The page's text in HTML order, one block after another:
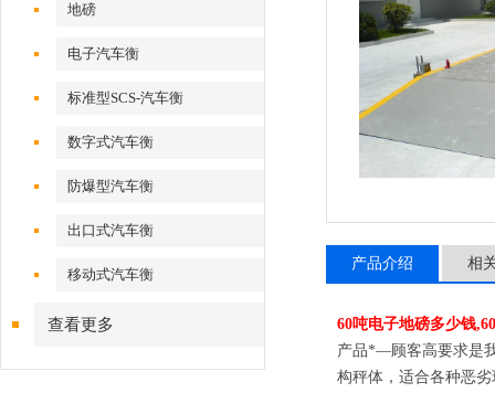
地磅
电子汽车衡
标准型SCS-汽车衡
数字式汽车衡
防爆型汽车衡
出口式汽车衡
移动式汽车衡
查看更多
产品介绍 相
60吨电子地磅多少钱
产品*—顾客高要求是
构秤体，适合各种恶